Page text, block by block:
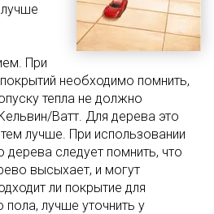
При
необходимо помнить,
тепла не должно
Ватт. Для дерева это
лучше. При использовании
дерева следует помнить, что
высыхает, и могут
ли покрытие для
пола, лучше уточнить у